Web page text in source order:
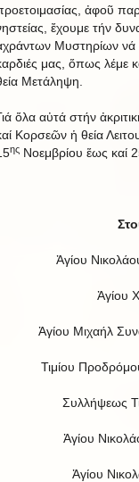
ἀφοῦ
ἔχουμε τήν
Μυστηρίων νά
μας, ὅπως λέμε
Μετάληψη.
ὅλα αὐτά στήν
Κορσεῶν ἡ θεία
ης Νοεμβρίου ἕως καί
Ἁγίου
Ἁγίου
Ἁγίου Μιχαήλ
Τιμίου
Συλλήψεως
Ἁγίου
Ἁγίου